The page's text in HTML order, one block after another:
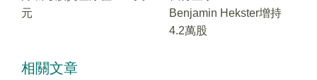
元
Benjamin Hekster增持
4.2萬股
相關文章